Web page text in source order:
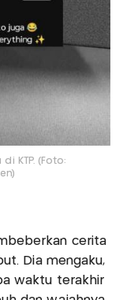
KTP. (Foto:
cerita
Dia mengaku,
waktu terakhir